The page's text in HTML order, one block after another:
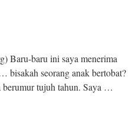
Baru-baru ini saya menerima
bisakah seorang anak bertobat?
berumur tujuh tahun. Saya …